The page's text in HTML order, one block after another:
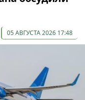
05 АВГУСТА 2026 17:48